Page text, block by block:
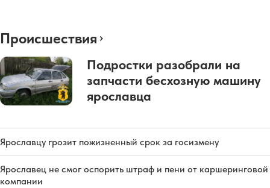
Происшествия
Подростки разобрали на
запчасти бесхозную машину
ярославца
Ярославцу грозит пожизненный срок за госизмену
Ярославец не смог оспорить штраф и пени от каршеринговой
компании